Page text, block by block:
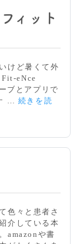
ィット
けど暑くて外
Fit-eNce
ブとアプリで
… 続きを読
色々と患者さ
介している本
amazonや書